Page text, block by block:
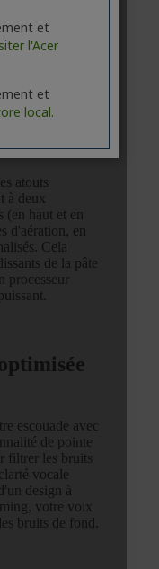
et
l'Acer
et
local.